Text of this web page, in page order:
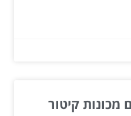
קיטור